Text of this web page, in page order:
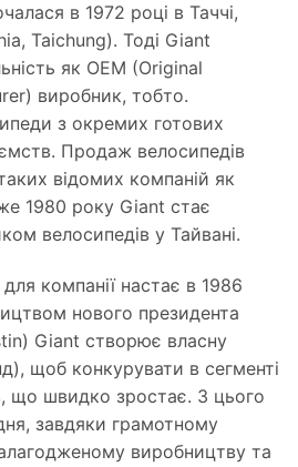
в 1972 році в Таччі,
Taichung). Тоді Giant
як OEM (Original
виробник, тобто.
з окремих готових
Продаж велосипедів
відомих компаній як
1980 року Giant стає
велосипедів у Тайвані.
компанії настає в 1986
нового президента
Giant створює власну
щоб конкурувати в сегменті
що швидко зростає. З цього
завдяки грамотному
виробництву та